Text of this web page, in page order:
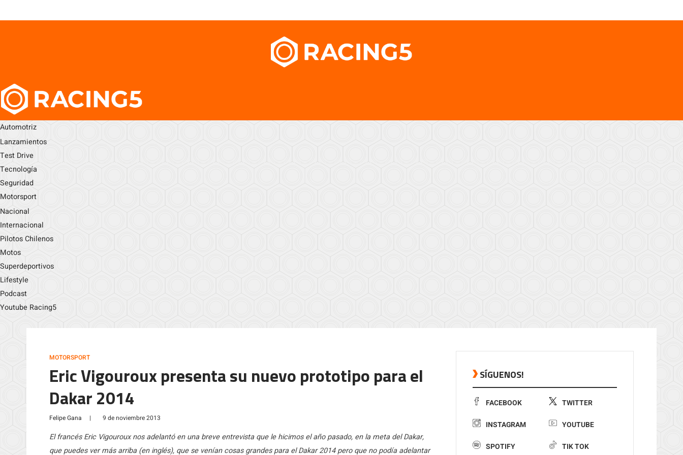
Automotriz
Lanzamientos
Test Drive
Tecnología
Seguridad
Motorsport
Nacional
Internacional
Pilotos Chilenos
Motos
Superdeportivos
Lifestyle
Podcast
Youtube Racing5
MOTORSPORT
Eric Vigouroux presenta su nuevo prototipo para el
Dakar 2014
Felipe Gana | 9 de noviembre 2013
El francés Eric Vigouroux nos adelantó en una breve entrevista que le hicimos el año pasado, en la meta del Dakar,
que puedes ver más arriba (en inglés), que se venían cosas grandes para el Dakar 2014 pero que no podía adelantar
SÍGUENOS!
FACEBOOK TWITTER
INSTAGRAM YOUTUBE
SPOTIFY TIK TOK